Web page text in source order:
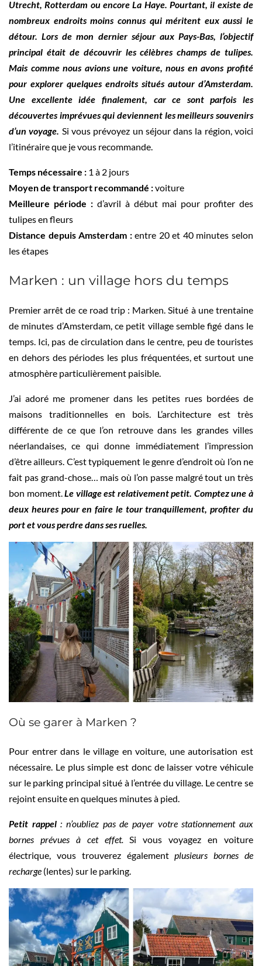
Utrecht, Rotterdam ou encore La Haye. Pourtant, il existe de
nombreux endroits moins connus qui méritent eux aussi le
détour. Lors de mon dernier séjour aux Pays-Bas, l’objectif
principal était de découvrir les célèbres champs de tulipes.
Mais comme nous avions une voiture, nous en avons profité
pour explorer quelques endroits situés autour d’Amsterdam.
Une excellente idée finalement, car ce sont parfois les
découvertes imprévues qui deviennent les meilleurs souvenirs
d’un voyage. Si vous prévoyez un séjour dans la région, voici
l’itinéraire que je vous recommande.
Temps nécessaire : 1 à 2 jours
Moyen de transport recommandé :voiture
Meilleure période : d’avril à début mai pour profiter des
tulipes en fleurs
Distance depuis Amsterdam :entre 20 et 40 minutes selon
les étapes
Marken : un village hors du temps
Premier arrêt de ce road trip : Marken. Situé à une trentaine
de minutes d’Amsterdam, ce petit village semble figé dans le
temps. Ici, pas de circulation dans le centre, peu de touristes
en dehors des périodes les plus fréquentées, et surtout une
atmosphère particulièrement paisible.
J’ai adoré me promener dans les petites rues bordées de
maisons traditionnelles en bois. L’architecture est très
différente de ce que l’on retrouve dans les grandes villes
néerlandaises, ce qui donne immédiatement l’impression
d’être ailleurs. C’est typiquement le genre d’endroit où l’on ne
fait pas grand-chose… mais où l’on passe malgré tout un très
bon moment.Le village est relativement petit. Comptez une à
deux heures pour en faire le tour tranquillement, profiter du
port et vous perdre dans ses ruelles.
Où se garer à Marken ?
Pour entrer dans le village en voiture, une autorisation est
nécessaire. Le plus simple est donc de laisser votre véhicule
sur le parking principal situé à l’entrée du village. Le centre se
rejoint ensuite en quelques minutes à pied.
Petit rappel: n’oubliez pas de payer votre stationnement aux
bornes prévues à cet effet.Si vous voyagez en voiture
électrique, vous trouverez égalementplusieurs bornes de
recharge (lentes) sur le parking.